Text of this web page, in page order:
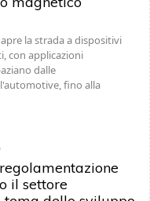
la strada a dispositivi
con applicazioni
dalle
fino alla
il settore